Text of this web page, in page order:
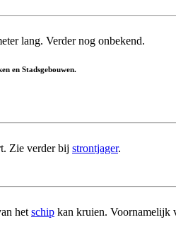
lang. Verder nog onbekend.
en Stadsgebouwen.
Zie verder bij strontjager.
het schip kan kruien. Voornamelijk